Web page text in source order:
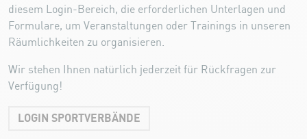
diesem Login-Bereich, die erforderlichen Unterlagen und
Formulare, um Veranstaltungen oder Trainings in unseren
Räumlichkeiten zu organisieren.
Wir stehen Ihnen natürlich jederzeit für Rückfragen zur
Verfügung!
LOGIN SPORTVERBÄNDE